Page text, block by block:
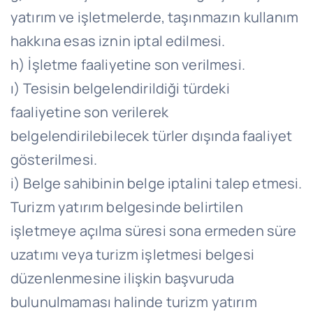
yatırım ve işletmelerde, taşınmazın kullanım
hakkına esas iznin iptal edilmesi.
h) İşletme faaliyetine son verilmesi.
ı) Tesisin belgelendirildiği türdeki
faaliyetine son verilerek
belgelendirilebilecek türler dışında faaliyet
gösterilmesi.
i) Belge sahibinin belge iptalini talep etmesi.
Turizm yatırım belgesinde belirtilen
işletmeye açılma süresi sona ermeden süre
uzatımı veya turizm işletmesi belgesi
düzenlenmesine ilişkin başvuruda
bulunulmaması halinde turizm yatırım